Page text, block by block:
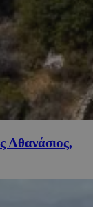
Αθανάσιος,